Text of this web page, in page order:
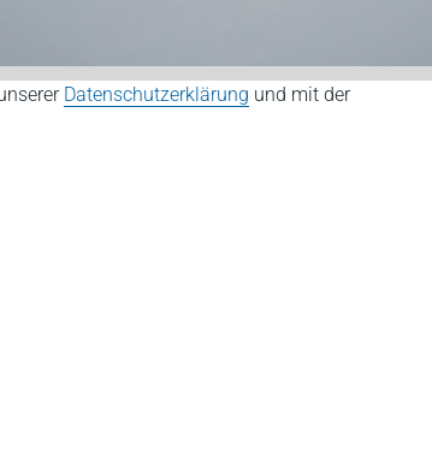
Datenschutzerklärung und mit der